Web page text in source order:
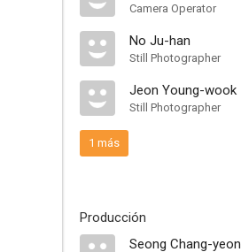
Camera Operator
No Ju-han
Still Photographer
Jeon Young-wook
Still Photographer
1 más
Producción
Seong Chang-yeon